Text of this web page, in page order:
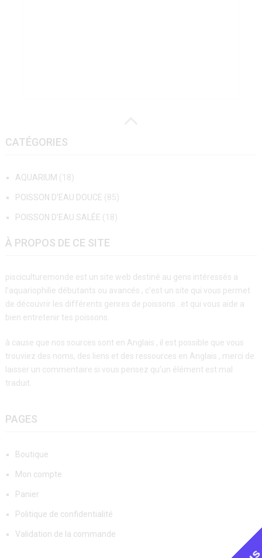
CATÉGORIES
AQUARIUM (18)
POISSON D’EAU DOUCE (85)
POISSON D’EAU SALÉE (18)
À PROPOS DE CE SITE
pisciculturemonde est un site web destiné au gens intéressés a
l’aquariophilie débutants ou avancés , c’est un site qui vous permet
de découvrir les différents genres de poissons ..et qui vous aide a
bien entretenir tes poissons.
à cause que nos sources sont en Anglais , il est possible que vous
trouviez des noms, des liens et des ressources en Anglais , merci de
laisser un commentaire si vous pensez qu’un élément est mal
traduit.
PAGES
Boutique
Mon compte
Panier
Politique de confidentialité
Validation de la commande